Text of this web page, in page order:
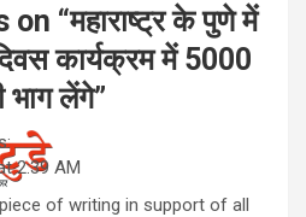
on “महाराष्ट्र के पुणे में
कार्यक्रम में 5000
भाग लेंगे”
2:39 AM
of writing in support of all